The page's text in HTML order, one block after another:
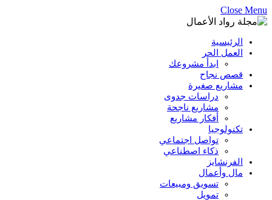
Close Menu
الرئيسية
العمل الحر
ابدأ مشروعك
قصص نجاح
مشاريع صغيرة
دراسات جدوى
مشاريع ناجحة
أفكار مشاريع
تكنولوجيا
تواصل اجتماعي
ذكاء اصطناعي
الفرنشايز
مال وأعمال
تسويق ومبيعات
تمويل